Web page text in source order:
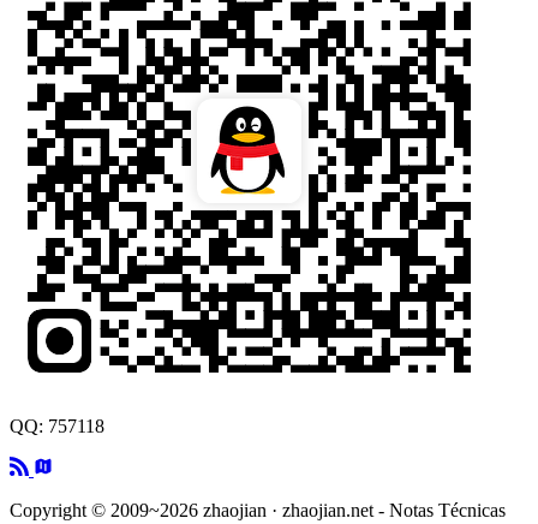
QQ: 757118
Copyright © 2009~2026 zhaojian · zhaojian.net - Notas Técnicas